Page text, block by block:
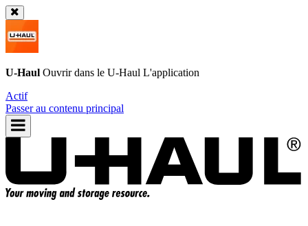
U-Haul Ouvrir dans le U-Haul L'application
Actif
Passer au contenu principal